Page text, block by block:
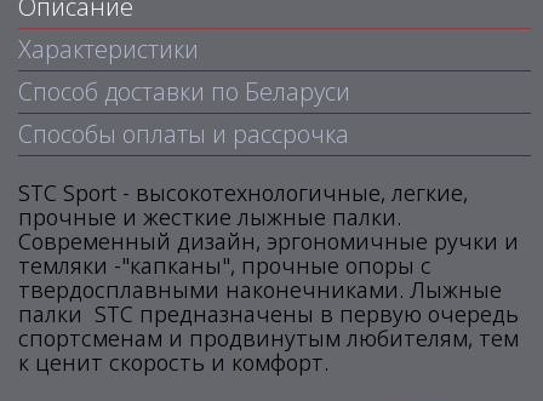
Описание
Характеристики
Способ доставки по Беларуси
Способы оплаты и рассрочка
STC Sport - высокотехнологичные, легкие,
прочные и жесткие лыжные палки.
Современный дизайн, эргономичные ручки и
темляки -"капканы", прочные опоры с
твердосплавными наконечниками. Лыжные
палки STC предназначены в первую очередь
спортсменам и продвинутым любителям, тем
к ценит скорость и комфорт.